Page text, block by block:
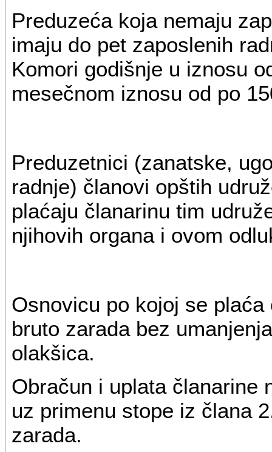
Preduzeća koja nemaju
imaju do pet zaposlenih
Komori godišnje u iznosu
mesečnom iznosu od po
Preduzetnici (zanatske,
radnje) članovi opštih
plaćaju članarinu tim
njihovih organa i ovom
Osnovicu po kojoj se
bruto zarada bez
olakšica.
Obračun i uplata članarine
uz primenu stope iz člana
zarada.